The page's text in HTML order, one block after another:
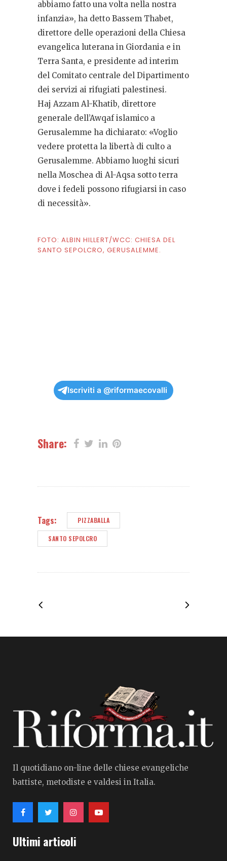
abbiamo fatto una volta nella nostra
infanzia», ha detto Bassem Thabet,
direttore delle operazioni della Chiesa
evangelica luterana in Giordania e in
Terra Santa, e presidente ad interim
del Comitato centrale del Dipartimento
dei servizi ai rifugiati palestinesi.
Haj Azzam Al-Khatib, direttore
generale dell’Awqaf islamico a
Gerusalemme ha dichiarato: «Voglio
vedere protetta la libertà di culto a
Gerusalemme. Abbiamo luoghi sicuri
nella Moschea di Al-Aqsa sotto terra
dove i fedeli possono rifugiarsi in caso
di necessità».
FOTO: ALBIN HILLERT/WCC: CHIESA DEL
SANTO SEPOLCRO, GERUSALEMME.
Iscriviti a @riformaecovalli
Share:
Tags: PIZZABALLA
SANTO SEPOLCRO
Il quotidiano on-line delle chiese evangeliche
battiste, metodiste e valdesi in Italia.
Ultimi articoli